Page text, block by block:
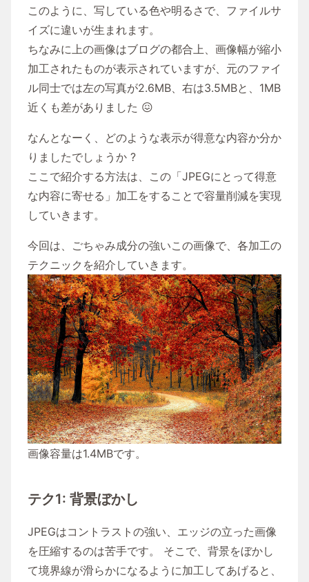
このように、写している色や明るさで、ファイルサ
イズに違いが生まれます。
ちなみに上の画像はブログの都合上、画像幅が縮小
加工されたものが表示されていますが、元のファイ
ル同士では左の写真が2.6MB、右は3.5MBと、1MB
近くも差がありました 😖
なんとなーく、どのような表示が得意な内容か分か
りましたでしょうか ?
ここで紹介する方法は、この「JPEGにとって得意
な内容に寄せる」加工をすることで容量削減を実現
していきます。
今回は、ごちゃみ成分の強いこの画像で、各加工の
テクニックを紹介していきます。
画像容量は1.4MBです。
テク1: 背景ぼかし
JPEGはコントラストの強い、エッジの立った画像
を圧縮するのは苦手です。 そこで、背景をぼかし
て境界線が滑らかになるように加工してあげると、